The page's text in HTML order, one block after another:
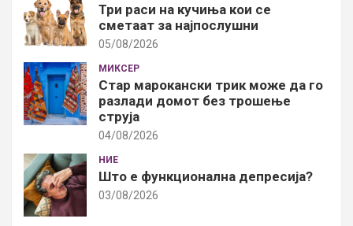
Три раси на кучиња кои се
сметаат за најпослушни
05/08/2026
МИКСЕР
Стар марокански трик може да го
разлади домот без трошење
струја
04/08/2026
НИЕ
Што е функционална депресија?
03/08/2026